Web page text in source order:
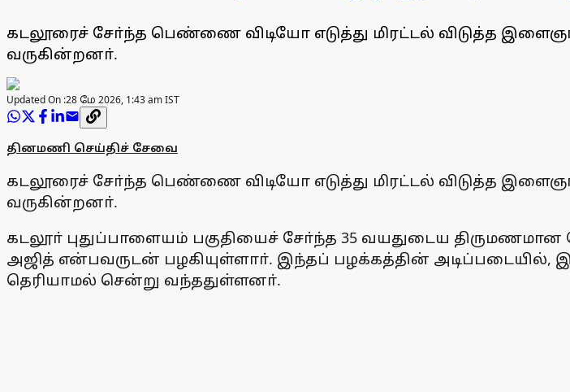
கடலூரைச் சோ்ந்த பெண்ணை விடியோ எடுத்து மிரட்டல் விடுத்த
வருகின்றனா்.
Updated On :28 மே 2026, 1:43 am IST
தினமணி செய்திச் சேவை
கடலூரைச் சோ்ந்த பெண்ணை விடியோ எடுத்து மிரட்டல் விடுத்த
வருகின்றனா்.
கடலூா் புதுப்பாளையம் பகுதியைச் சோ்ந்த 35 வயதுடைய
அஜித் என்பவருடன் பழகியுள்ளாா். இந்தப் பழக்கத்தின் அடிப்படையில்,
தெரியாமல் சென்று வந்ததுள்ளனா்.